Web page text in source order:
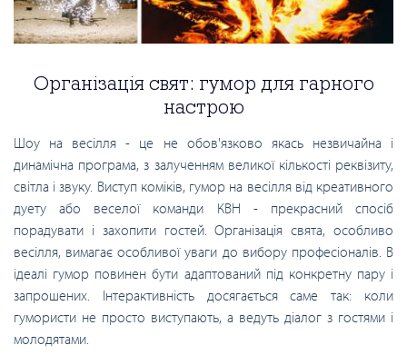
Організація свят: гумор для гарного
настрою
Шоу на весілля - це не обов'язково якась незвичайна і
динамічна програма, з залученням великої кількості реквізиту,
світла і звуку. Виступ коміків, гумор на весілля від креативного
дуету або веселої команди КВН - прекрасний спосіб
порадувати і захопити гостей. Організація свята, особливо
весілля, вимагає особливої ​​уваги до вибору професіоналів. В
ідеалі гумор повинен бути адаптований під конкретну пару і
запрошених. Інтерактивність досягається саме так: коли
гумористи не просто виступають, а ведуть діалог з гостями і
молодятами.